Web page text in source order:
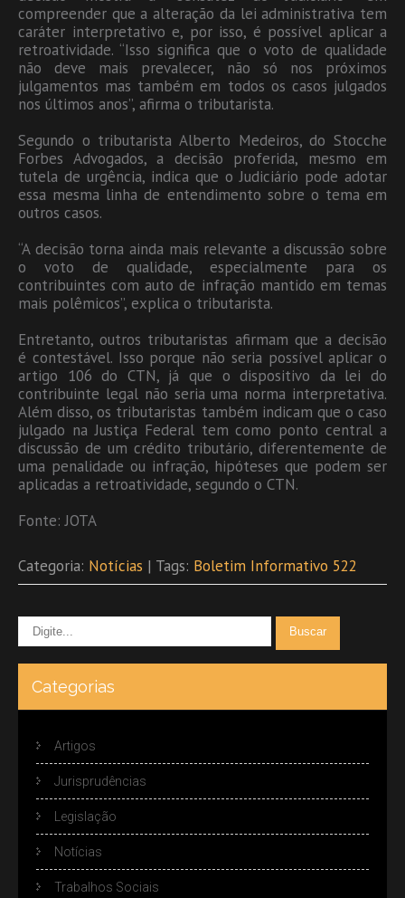
compreender que a alteração da lei administrativa tem
caráter interpretativo e, por isso, é possível aplicar a
retroatividade. “Isso significa que o voto de qualidade
não deve mais prevalecer, não só nos próximos
julgamentos mas também em todos os casos julgados
nos últimos anos”, afirma o tributarista.
Segundo o tributarista Alberto Medeiros, do Stocche
Forbes Advogados, a decisão proferida, mesmo em
tutela de urgência, indica que o Judiciário pode adotar
essa mesma linha de entendimento sobre o tema em
outros casos.
“A decisão torna ainda mais relevante a discussão sobre
o voto de qualidade, especialmente para os
contribuintes com auto de infração mantido em temas
mais polêmicos”, explica o tributarista.
Entretanto, outros tributaristas afirmam que a decisão
é contestável. Isso porque não seria possível aplicar o
artigo 106 do CTN, já que o dispositivo da lei do
contribuinte legal não seria uma norma interpretativa.
Além disso, os tributaristas também indicam que o caso
julgado na Justiça Federal tem como ponto central a
discussão de um crédito tributário, diferentemente de
uma penalidade ou infração, hipóteses que podem ser
aplicadas a retroatividade, segundo o CTN.
Fonte: JOTA
Categoria: Notícias | Tags: Boletim Informativo 522
Categorias
Artigos
Jurisprudências
Legislação
Notícias
Trabalhos Sociais